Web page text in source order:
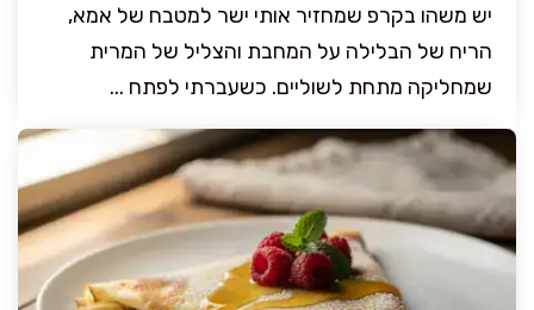
יש משהו בקרפ שמחזיר אותי ישר למטבח של אמא,
הריח של הבלילה על המחבת והצליל של המרית
שמחליקה מתחת לשוליים. כשעברתי לפתח ...